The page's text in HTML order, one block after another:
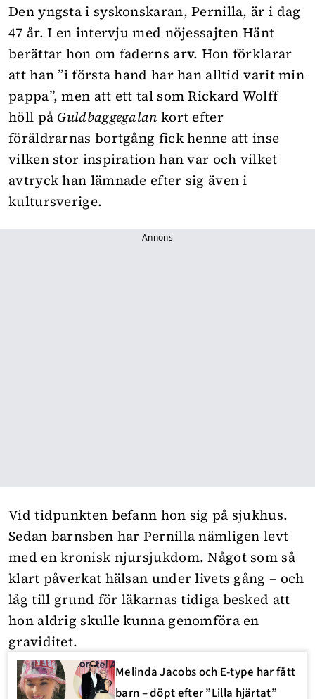
Den yngsta i syskonskaran, Pernilla, är i dag
47 år. I en intervju med nöjessajtenHänt
berättar hon om faderns arv. Hon förklarar
att han ”i första hand har han alltid varit min
pappa”, men att ett tal som Rickard Wolff
höll på Guldbaggegalan kort efter
föräldrarnas bortgång fick henne att inse
vilken stor inspiration han var och vilket
avtryck han lämnade efter sig även i
kultursverige.
Annons
Vid tidpunkten befann hon sig på sjukhus.
Sedan barnsben har Pernilla nämligen levt
med en kronisk njursjukdom. Något som så
klart påverkat hälsan under livets gång – och
låg till grund för läkarnas tidiga besked att
hon aldrig skulle kunna genomföra en
graviditet.
Melinda Jacobs och E-type har fått
barn – döpt efter ”Lilla hjärtat”